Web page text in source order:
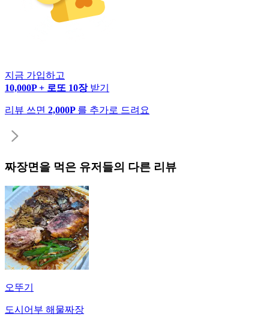
지금 가입하고
10,000P + 로또 10장 받기
리뷰 쓰면 2,000P 를 추가로 드려요
짜장면 을 먹은 유저들의 다른 리뷰
오뚜기
도시어부 해물짜장